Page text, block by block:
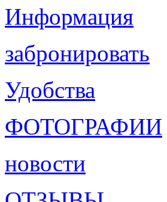
Информация
забронировать
Удобства
ФОТОГРАФИИ
новости